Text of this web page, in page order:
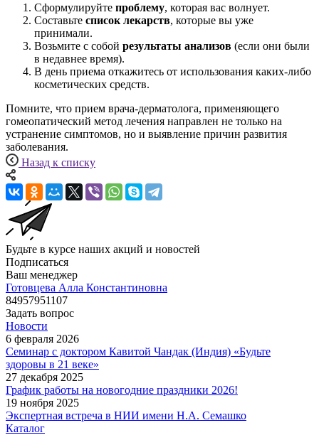
Сформулируйте проблему, которая вас волнует.
Составьте список лекарств, которые вы уже
принимали.
Возьмите с собой результаты анализов (если они были
в недавнее время).
В день приема откажитесь от использования каких-либо
косметических средств.
Помните, что прием врача-дерматолога, применяющего
гомеопатический метод лечения направлен не только на
устранение симптомов, но и выявление причин развития
заболевания.
Назад к списку
Будьте в курсе наших акций и новостей
Подписаться
Ваш менеджер
Готовцева Алла Константиновна
84957951107
Задать вопрос
Новости
6 февраля 2026
Семинар с доктором Кавитой Чандак (Индия) «Будьте
здоровы в 21 веке»
27 декабря 2025
График работы на новогодние праздники 2026!
19 ноября 2025
Экспертная встреча в НИИ имени Н.А. Семашко
Каталог